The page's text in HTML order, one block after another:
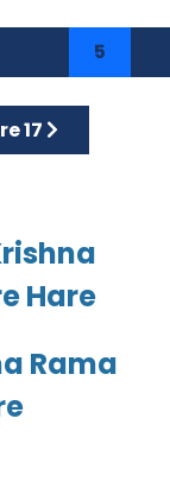
5
15 :
17
Hare
Rama